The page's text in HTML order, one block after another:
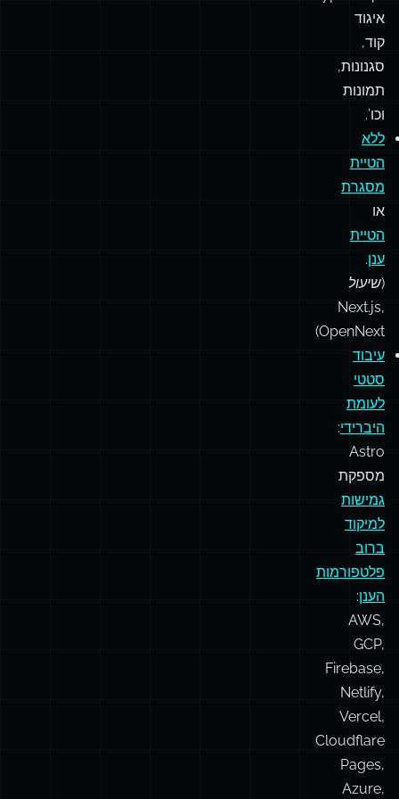
בצורה
חלקה
ב-
ESM/CJS,
איגוד
קוד,
סגנונות,
תמונות
וכו’.
ללא
הטיית
מסגרת
או
הטיית
ענן.
(שיעול
Next.js,
OpenNext)
עיבוד
סטטי
לעומת
היברידי
Astro
מספקת
גמישות
למיקוד
ברוב
פלטפורמות
הענן:
AWS,
GCP,
Firebase,